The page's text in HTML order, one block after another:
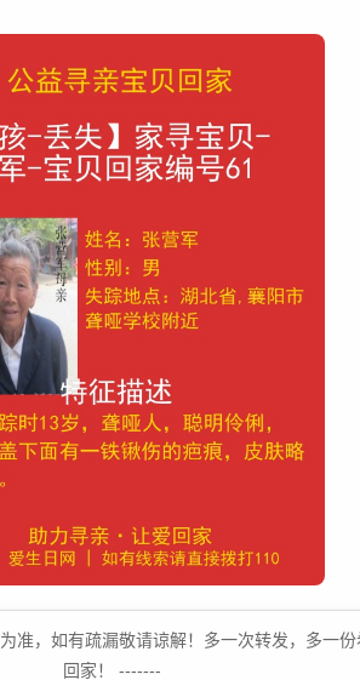
准，如有疏漏敬请谅解！多一次转发，多一
回家！ -------